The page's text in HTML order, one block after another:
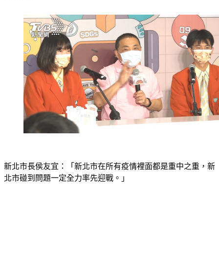
新北市長侯友宜：「新北市在所有疫情裡面都是重中之重，新
北市碰到問題一定全力率先迎戰。」